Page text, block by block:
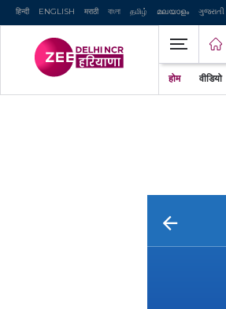
हिन्दी ENGLISH मराठी বাংলা தமிழ் മലയാളം ગુજરાતી
होम वीडियो